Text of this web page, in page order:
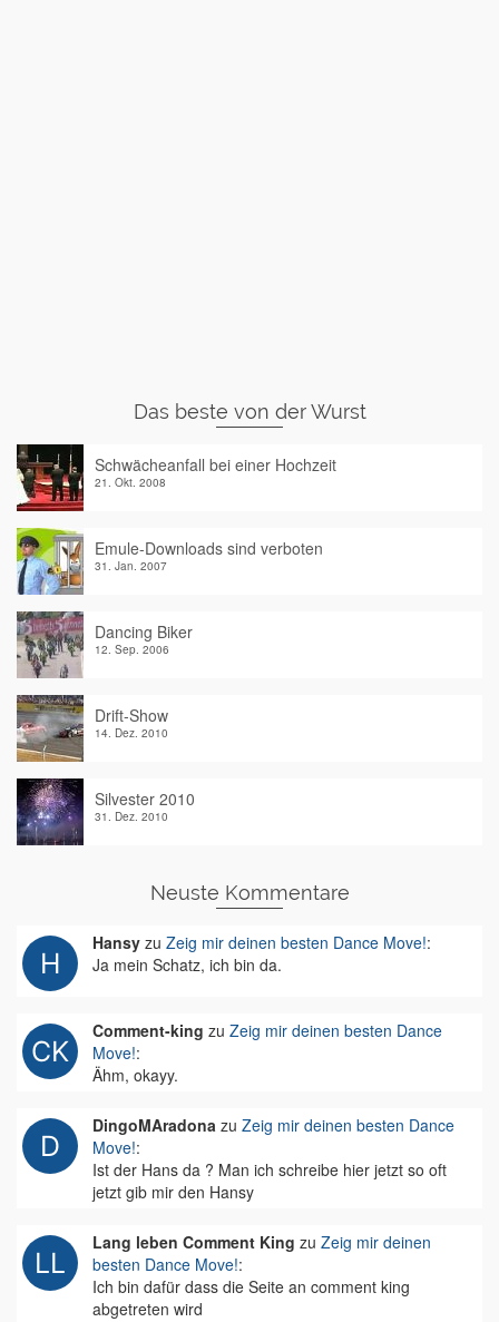
Das beste von der Wurst
Schwächeanfall bei einer Hochzeit
21. Okt. 2008
Emule-Downloads sind verboten
31. Jan. 2007
Dancing Biker
12. Sep. 2006
Drift-Show
14. Dez. 2010
Silvester 2010
31. Dez. 2010
Neuste Kommentare
Hansy zu Zeig mir deinen besten Dance Move!:
Ja mein Schatz, ich bin da.
Comment-king zu Zeig mir deinen besten Dance
Move!:
Ähm, okayy.
DingoMAradona zu Zeig mir deinen besten Dance
Move!:
Ist der Hans da ? Man ich schreibe hier jetzt so oft
jetzt gib mir den Hansy
Lang leben Comment King zu Zeig mir deinen
besten Dance Move!:
Ich bin dafür dass die Seite an comment king
abgetreten wird